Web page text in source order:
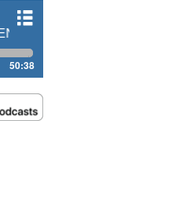
FIORELLI
50:38